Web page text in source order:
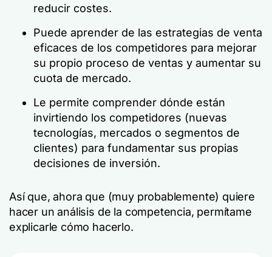
reducir costes.
Puede aprender de las estrategias de venta
eficaces de los competidores para mejorar
su propio proceso de ventas y aumentar su
cuota de mercado.
Le permite comprender dónde están
invirtiendo los competidores (nuevas
tecnologías, mercados o segmentos de
clientes) para fundamentar sus propias
decisiones de inversión.
Así que, ahora que (muy probablemente) quiere
hacer un análisis de la competencia, permítame
explicarle cómo hacerlo.